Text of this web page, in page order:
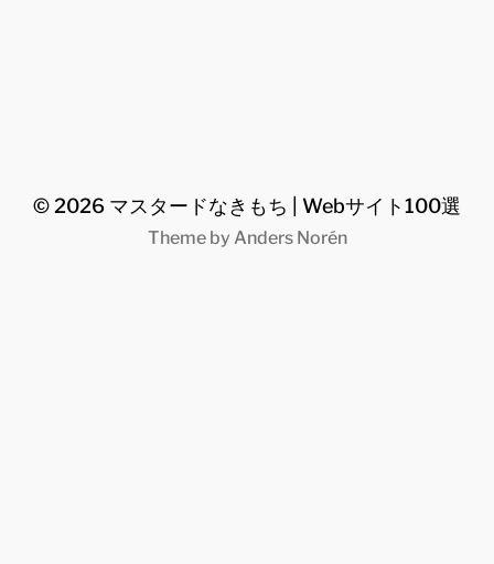
© 2026 マスタードなきもち | Webサイト100選
Theme by Anders Norén